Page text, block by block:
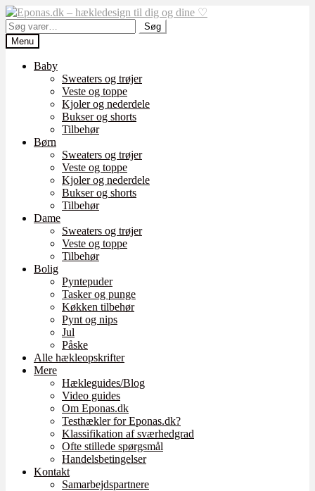
Spring
til
navigation
Spring
til
indhold
Søg
efter:
Søg
Menu
Baby
Sweaters og trøjer
Veste og toppe
Kjoler og nederdele
Bukser og shorts
Tilbehør
Børn
Sweaters og trøjer
Veste og toppe
Kjoler og nederdele
Bukser og shorts
Tilbehør
Dame
Sweaters og trøjer
Veste og toppe
Tilbehør
Bolig
Pyntepuder
Tasker og punge
Køkken tilbehør
Pynt og nips
Jul
Påske
Alle hækleopskrifter
Mere
Hækleguides/Blog
Video guides
Om Eponas.dk
Testhækler for Eponas.dk?
Klassifikation af sværhedgrad
Ofte stillede spørgsmål
Handelsbetingelser
Kontakt
Samarbejdspartnere